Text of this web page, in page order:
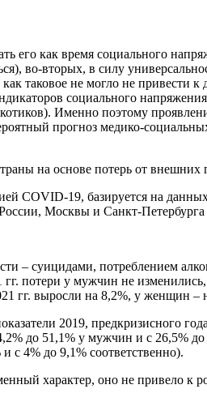
его как время социального
во-вторых, в силу
таковое не могло не привести
социального
Именно поэтому
прогноз медико-
на основе потерь от внешних
COVID-19, базируется на
Москвы и Санкт-Петербурга
– суицидами, потреблением
потери у мужчин не изменились,
гг. выросли на 8,2%, у женщин –
2019, предкризисного
до 51,1% у мужчин и с 26,5%
с 4% до 9,1% соответственно).
характер, оно не привело к